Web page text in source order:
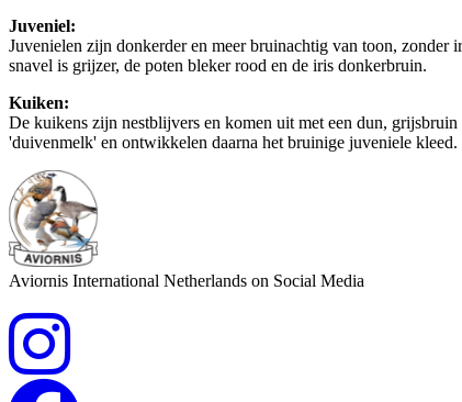
Juveniel:
Juvenielen zijn donkerder en meer bruinachtig van toon,
snavel is grijzer, de poten bleker rood en de iris donkerbruin.
Kuiken:
De kuikens zijn nestblijvers en komen uit met een dun,
'duivenmelk' en ontwikkelen daarna het bruinige juveniele kleed.
Aviornis International Netherlands on Social Media